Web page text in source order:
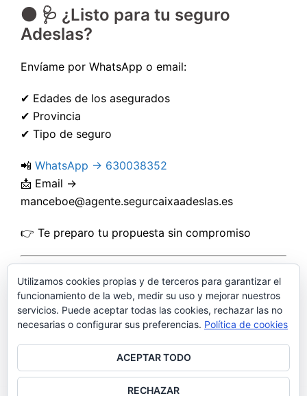
⚫ 🩺 ¿Listo para tu seguro
Adeslas?
Envíame por WhatsApp o email:
✔ Edades de los asegurados
✔ Provincia
✔ Tipo de seguro
📲 WhatsApp → 630038352
📩 Email →
manceboe@agente.segurcaixaadeslas.es
👉 Te preparo tu propuesta sin compromiso
Utilizamos cookies propias y de terceros para garantizar el
funcionamiento de la web, medir su uso y mejorar nuestros
servicios. Puede aceptar todas las cookies, rechazar las no
necesarias o configurar sus preferencias. Política de cookies
ACEPTAR TODO
RECHAZAR